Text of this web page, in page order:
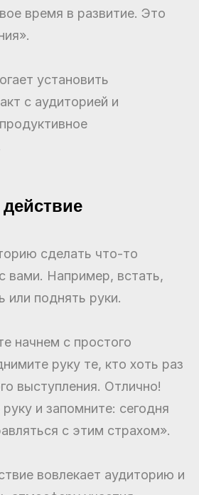
время в развитие. Это
установить
с аудиторией и
сделать что-то
вами. Например, встать,
или поднять руки.
начнем с простого
руку те, кто хоть раз
выступления. Отлично!
и запомните: сегодня
с этим страхом».
вовлекает аудиторию и